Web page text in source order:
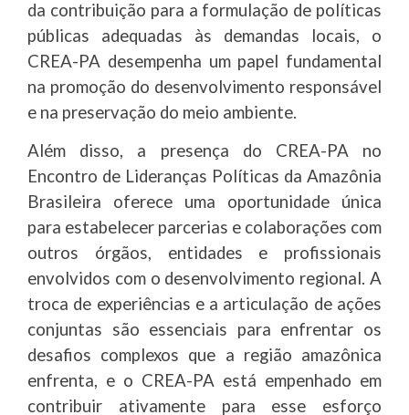
da contribuição para a formulação de políticas
públicas adequadas às demandas locais, o
CREA-PA desempenha um papel fundamental
na promoção do desenvolvimento responsável
e na preservação do meio ambiente.
Além disso, a presença do CREA-PA no
Encontro de Lideranças Políticas da Amazônia
Brasileira oferece uma oportunidade única
para estabelecer parcerias e colaborações com
outros órgãos, entidades e profissionais
envolvidos com o desenvolvimento regional. A
troca de experiências e a articulação de ações
conjuntas são essenciais para enfrentar os
desafios complexos que a região amazônica
enfrenta, e o CREA-PA está empenhado em
contribuir ativamente para esse esforço